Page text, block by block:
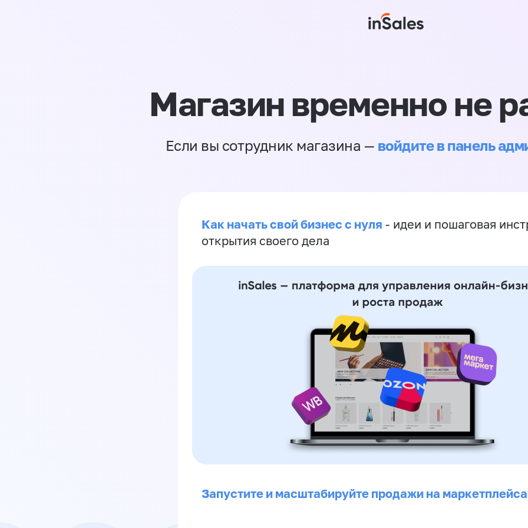
Магазин временно не
Если вы сотрудник магазина — войдите в панель
Как начать свой бизнес с нуля - идеи и пошаговая
открытия своего дела
Запустите и масштабируйте продажи на